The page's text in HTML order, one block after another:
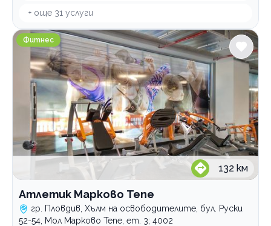
+ още 31 услуги
Атлетик Марково Тепе
Фитнес
132 км
Атлетик Марково Тепе
гр. Пловдив, Хълм на освободителите, бул. Руски
52-54, Мол Марково Тепе, ет. 3; 4002